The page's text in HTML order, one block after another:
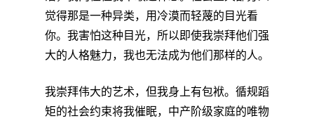
觉得那是一种异类，用冷漠而轻蔑的目光看
你。我害怕这种目光，所以即使我崇拜他们强
大的人格魅力，我也无法成为他们那样的人。
我崇拜伟大的艺术，但我身上有包袱。循规蹈
矩的社会约束将我催眠，中产阶级家庭的唯物